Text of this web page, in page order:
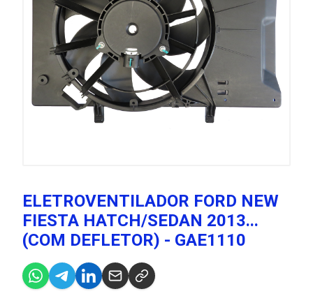
ELETROVENTILADOR FORD NEW
FIESTA HATCH/SEDAN 2013...
(COM DEFLETOR) - GAE1110